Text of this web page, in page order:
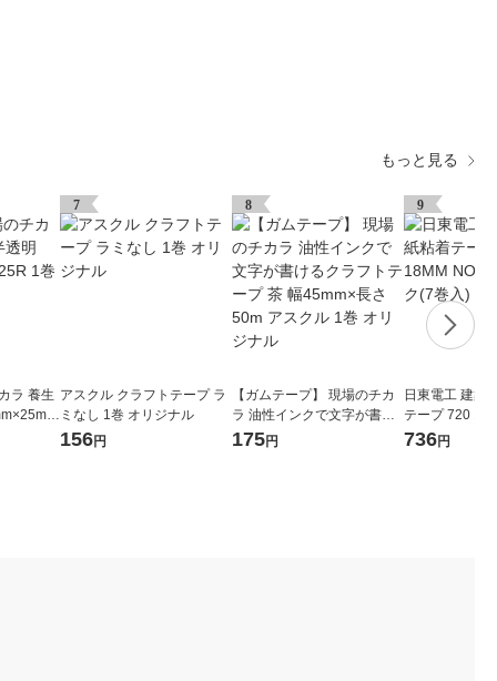
もっと見る
ラ 養生
Y
7
アスクル クラフトテープ ラ
ミなし 1巻 オリジナル
156円
8
【ガムテープ】 現場のチカ
ラ 油性インクで文字が書け
るクラフトテープ 茶 幅45m
175円
9
日東電工 建築
テープ 720
1パック(7巻入)
736円